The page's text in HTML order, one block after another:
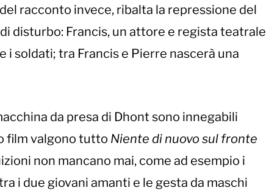
del racconto invece, ribalta la repressione del
disturbo: Francis, un attore e regista teatrale
soldati; tra Francis e Pierre nascerà una
da presa di Dhont sono innegabili
film valgono tutto Niente di nuovo sul fronte
non mancano mai, come ad esempio i
i due giovani amanti e le gesta da maschi